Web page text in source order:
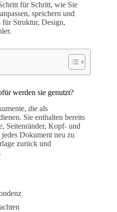
für Schritt, wie Sie
speichern und
Struktur, Design,
werden sie genutzt?
die als
Sie enthalten bereits
Seitenränder, Kopf- und
Dokument neu zu
zurück und